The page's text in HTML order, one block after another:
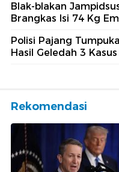
Blak-blakan
Brangkas Isi 74 Kg
Polisi Pajang
Hasil Geledah 3
Rekomendasi